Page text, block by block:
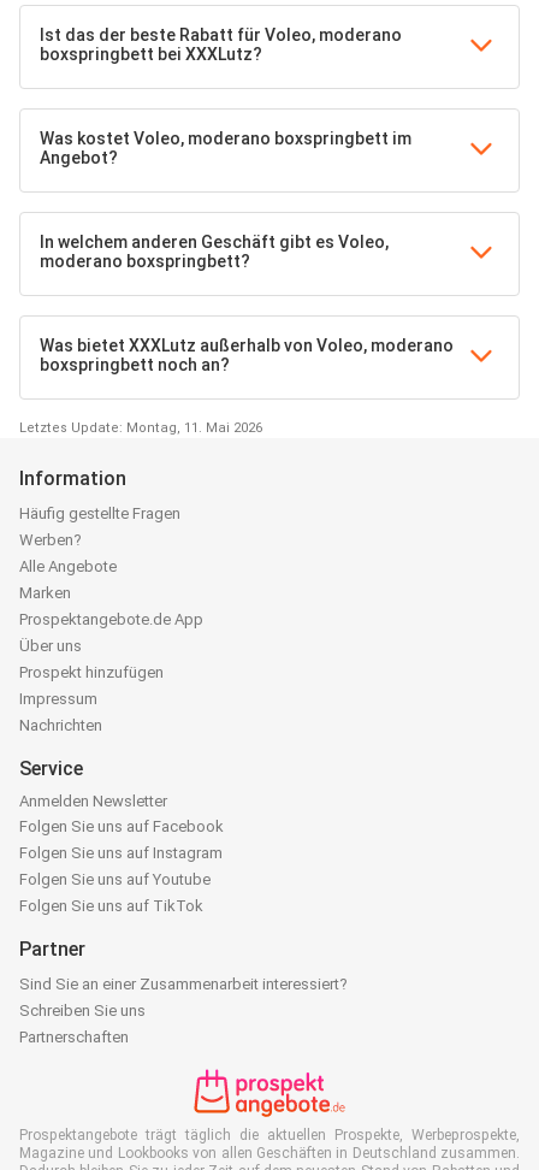
Ist das der beste Rabatt für Voleo, moderano
boxspringbett bei XXXLutz?
Was kostet Voleo, moderano boxspringbett im
Angebot?
In welchem anderen Geschäft gibt es Voleo,
moderano boxspringbett?
Was bietet XXXLutz außerhalb von Voleo, moderano
boxspringbett noch an?
Letztes Update: Montag, 11. Mai 2026
Information
Häufig gestellte Fragen
Werben?
Alle Angebote
Marken
Prospektangebote.de App
Über uns
Prospekt hinzufügen
Impressum
Nachrichten
Service
Anmelden Newsletter
Folgen Sie uns auf Facebook
Folgen Sie uns auf Instagram
Folgen Sie uns auf Youtube
Folgen Sie uns auf TikTok
Partner
Sind Sie an einer Zusammenarbeit interessiert?
Schreiben Sie uns
Partnerschaften
Prospektangebote trägt täglich die aktuellen Prospekte, Werbeprospekte,
Magazine und Lookbooks von allen Geschäften in Deutschland zusammen.